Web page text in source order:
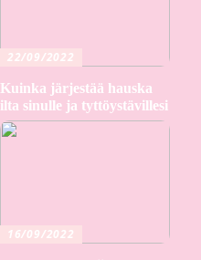
22/09/2022
Kuinka järjestää hauska
ilta sinulle ja tyttöystävillesi
16/09/2022